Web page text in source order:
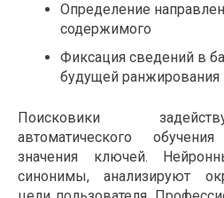
Определение
содержимого
Фиксация сведений в
будущей ранжирования
Поисковики
автоматического
значения ключей.
синонимы, анализируют